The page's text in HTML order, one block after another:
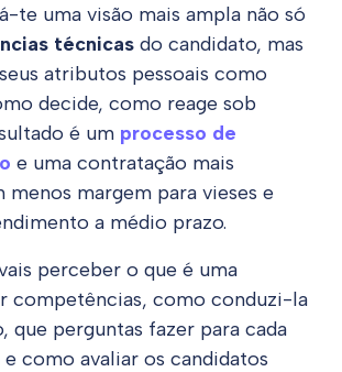
te uma visão mais ampla não só
técnicas do candidato, mas
atributos pessoais como
decide, como reage sob
é um processo de
e uma contratação mais
margem para vieses e
a médio prazo.
perceber o que é uma
competências, como conduzi-la
que perguntas fazer para cada
como avaliar os candidatos